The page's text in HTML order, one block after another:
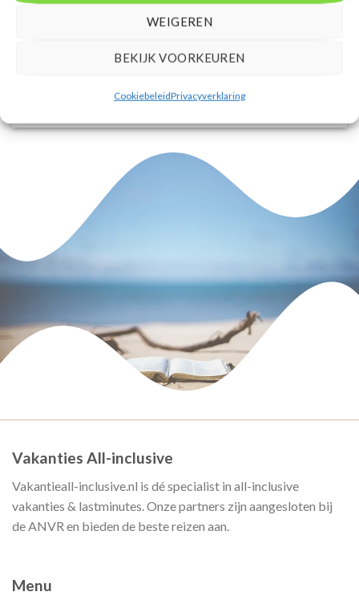
WEIGEREN
BEKIJK VOORKEUREN
CookiebeleidPrivacyverklaring
omvatten accommodatie, vluchten en transfer.
Daarnaast ben ik verrast door de rijke inhoud en
heeft.
Femke van Rees/Rotterdam
Vakanties All-inclusive
Vakantieall-inclusive.nl is dé specialist in all-inclusive
vakanties & lastminutes. Onze partners zijn aangesloten bij
de ANVR en bieden de beste reizen aan.
Menu